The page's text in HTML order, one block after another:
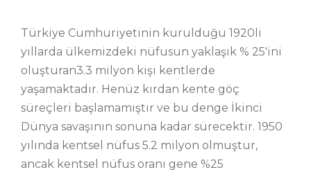
Türkiye Cumhuriyetinin kurulduğu 1920li
yıllarda ülkemizdeki nüfusun yaklaşık % 25'ini
oluşturan3.3 milyon kişi kentlerde
yaşamaktadır. Henüz kırdan kente göç
süreçleri başlamamıştır ve bu denge İkinci
Dünya savaşının sonuna kadar sürecektir. 1950
yılında kentsel nüfus 5.2 milyon olmuştur,
ancak kentsel nüfus oranı gene %25